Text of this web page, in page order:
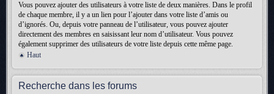
Vous pouvez ajouter des utilisateurs à votre liste de deux manières. Dans le profil
de chaque membre, il y a un lien pour l’ajouter dans votre liste d’amis ou
d’ignorés. Ou, depuis votre panneau de l’utilisateur, vous pouvez ajouter
directement des membres en saisissant leur nom d’utilisateur. Vous pouvez
également supprimer des utilisateurs de votre liste depuis cette même page.
Haut
Recherche dans les forums